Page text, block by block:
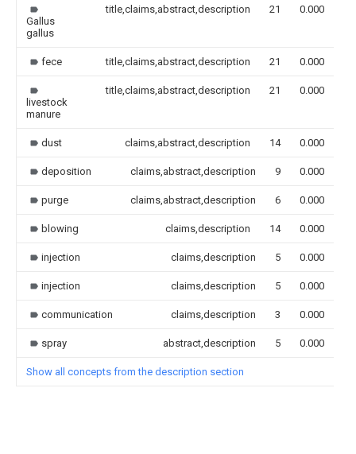
Gallus
gallus
title,claims,abstract,description 21 0.000
fece title,claims,abstract,description 21 0.000
livestock
manure
title,claims,abstract,description 21 0.000
dust claims,abstract,description 14 0.000
deposition claims,abstract,description 9 0.000
purge claims,abstract,description 6 0.000
blowing claims,description 14 0.000
injection claims,description 5 0.000
injection claims,description 5 0.000
communication claims,description 3 0.000
spray abstract,description 5 0.000
Show all concepts from the description section